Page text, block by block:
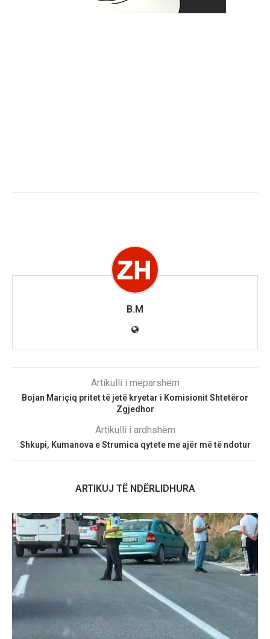
B.M
Artikulli i mëparshëm
Bojan Mariçiq pritet të jetë kryetar i Komisionit Shtetëror
Zgjedhor
Artikulli i ardhshëm
Shkupi, Kumanova e Strumica qytete me ajër më të ndotur
ARTIKUJ TË NDËRLIDHURA